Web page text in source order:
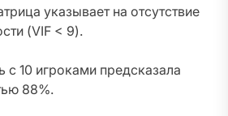
указывает на отсутствие
(VIF < 9).
с 10 игроками предсказала
88%.